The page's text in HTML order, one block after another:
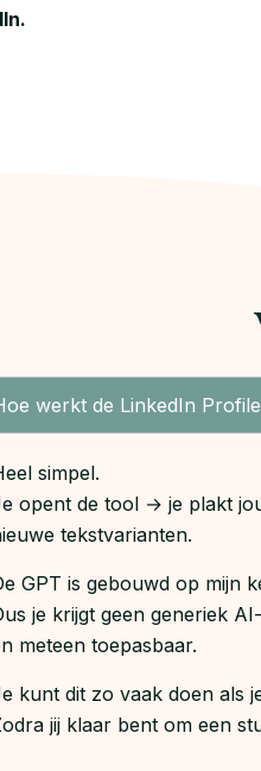
werkt de LinkedIn
simpel.
opent de tool → je plakt
tekstvarianten.
GPT is gebouwd op mijn
je krijgt geen generiek
meteen toepasbaar.
kunt dit zo vaak doen als
jij klaar bent om een